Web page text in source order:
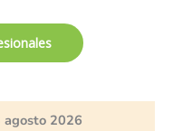
agosto 2026